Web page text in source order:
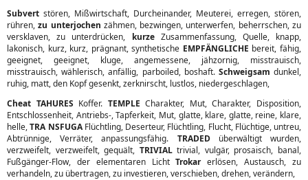
Subvert stören, Mißwirtschaft, Durcheinander, Meuterei, erregen, stören,
rühren,zu unterjochen zähmen, bezwingen, unterwerfen, beherrschen, zu
versklaven, zu unterdrücken, kurzeZusammenfassung, Quelle, knapp,
lakonisch, kurz, kurz, prägnant, synthetische EMPFÄNGLICHE bereit, fähig,
geeignet, geeignet, kluge, angemessene, jähzornig, misstrauisch,
misstrauisch, wählerisch, anfällig, parboiled, boshaft. Schweigsam dunkel,
ruhig, matt, den Kopf gesenkt, zerknirscht, lustlos, niedergeschlagen,
Cheat TAHURES Koffer. TEMPLE Charakter, Mut, Charakter, Disposition,
Entschlossenheit, Antriebs-, Tapferkeit, Mut, glatte, klare, glatte, reine, klare,
helle,TRA NSFUGAFlüchtling, Deserteur, Flüchtling, Flucht, Flüchtige, untreu,
Abtrünnige, Verräter, anpassungsfähig. TRADEDüberwältigt wurden,
verzweifelt, verzweifelt, gequält, TRIVIALtrivial, vulgär, prosaisch, banal,
Fußgänger-Flow, der elementaren LichtTrokarerlösen, Austausch, zu
verhandeln, zu übertragen, zu investieren, verschieben, drehen, verändern,